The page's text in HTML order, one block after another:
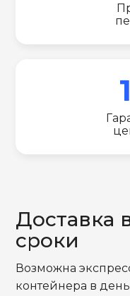
Доставка
сроки
Возможна
контейнера в